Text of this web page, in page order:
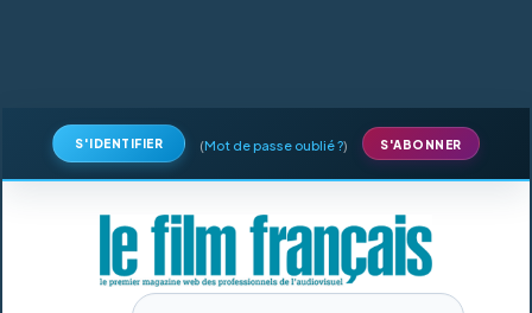
S'IDENTIFIER (Mot de passe oublié ?) S'ABONNER